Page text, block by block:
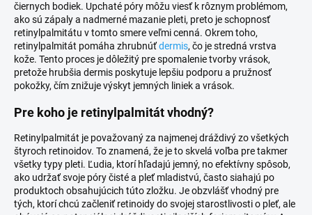
čiernych bodiek. Upchaté póry môžu viesť k rôznym problémom,
ako sú zápaly a nadmerné mazanie pleti, preto je schopnosť
retinylpalmitátu v tomto smere veľmi cenná. Okrem toho,
retinylpalmitát pomáha zhrubnúťdermis, čo je stredná vrstva
kože. Tento proces je dôležitý pre spomalenie tvorby vrások,
pretože hrubšia dermis poskytuje lepšiu podporu a pružnosť
pokožky, čím znižuje výskyt jemných liniek a vrások.
Pre koho je retinylpalmitát vhodný?
Retinylpalmitát je považovaný za najmenej dráždivý zo všetkých
štyroch retinoidov. To znamená, že je to skvelá voľba pre takmer
všetky typy pleti. Ľudia, ktorí hľadajú jemný, no efektívny spôsob,
ako udržať svoje póry čisté a pleť mladistvú, často siahajú po
produktoch obsahujúcich túto zložku. Je obzvlášť vhodný pre
tých, ktorí chcú začleniť retinoidy do svojej starostlivosti o pleť, ale